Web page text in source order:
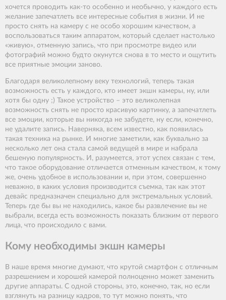
хочется проводить как-то особенно и необычно, у каждого есть
желание запечатлеть все интересные события в жизни. И не
просто снять на камеру с не особо хорошим качеством, а
воспользоваться таким аппаратом, который сделает настолько
«живую», отменную запись, что при просмотре видео или
фотографий можно будто окунутся снова в то место и ощутить
все приятные эмоции заново.
Благодаря великолепному веку технологий, теперь такая
возможность есть у каждого, кто имеет экшн камеры, ну, или
хотя бы одну ;) Такое устройство – это великолепная
возможность снять не просто красивую картинку, а запечатлеть
все эмоции, которые вы никогда не забудете, ну если, конечно,
не удалите запись. Наверняка, всем известно, как появилась
такая техника на рынке. И многие заметили, как буквально за
несколько лет она стала самой ведущей в мире и набрала
бешеную популярность. И, разумеется, этот успех связан с тем,
что такое оборудование отличается отменным качеством, к тому
же, очень удобное в использовании и, при этом, совершенно
неважно, в каких условия производится съемка, так как этот
девайс предназначен специально для экстремальных условий.
Теперь где бы вы не находились, какое бы развлечение вы не
выбрали, всегда есть возможность показать близким от первого
лица, что происходило с вами.
Кому необходимы экшн камеры
В наше время многие думают, что крутой смартфон с отличным
разрешением и хорошей камерой полноценно может заменить
другие аппараты. С одной стороны, это, конечно, так, но если
взглянуть на разницу кадров, то тут можно понять, что